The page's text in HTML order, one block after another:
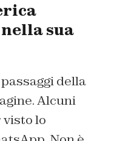
sua
della
Alcuni
visto lo